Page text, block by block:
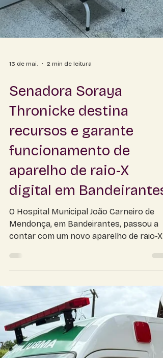
13 de mai. 2 min de leitura
Senadora Soraya
Thronicke destina
recursos e garante
funcionamento de
aparelho de raio-X
digital em Bandeirantes
O Hospital Municipal João Carneiro de
Mendonça, em Bandeirantes, passou a
contar com um novo aparelho de raio-X
digital adquirido com recursos
pela senadora Soraya Thronicke. O
equipamento reforça a estrutura da